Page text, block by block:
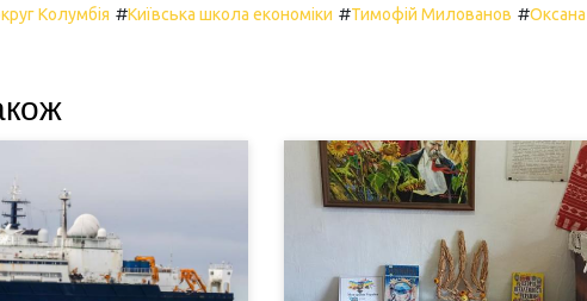
Колумбія #Київська школа економіки #Тимофій Милованов #